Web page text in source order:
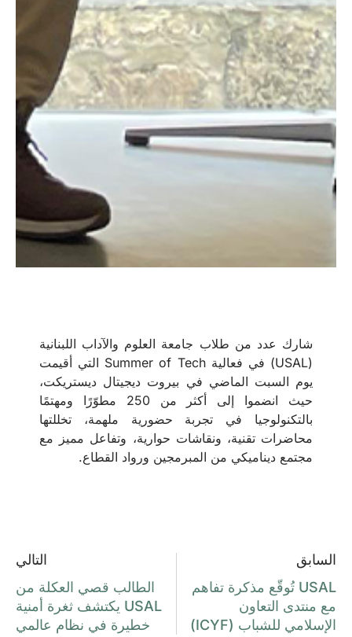
شارك عدد من طلاب جامعة العلوم والآداب اللبنانية
(USAL) في فعالية Summer of Tech التي أقيمت
يوم السبت الماضي في بيروت ديجيتال ديستريكت،
حيث انضموا إلى أكثر من 250 مطوّرًا ومهتمًا
بالتكنولوجيا في تجربة حضورية ملهمة، تخللتها
محاضرات تقنية، ونقاشات حوارية، وتفاعل مميز مع
مجتمع ديناميكي من المبرمجين ورواد القطاع.
السابق
USAL تُوقّع مذكرة تفاهم
مع منتدى التعاون
الإسلامي للشباب (ICYF)
التالي
الطالب قصي العكلة من
USAL يكتشف ثغرة أمنية
خطيرة في نظام عالمي